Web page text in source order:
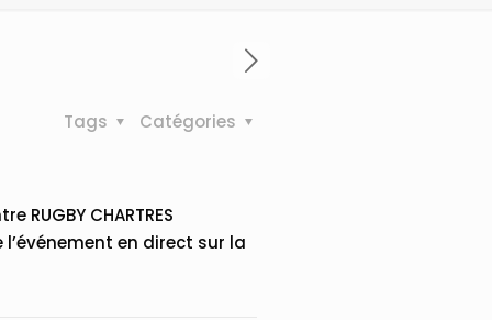
Catégories
Tags
CHARTRES
l’événement en direct sur la